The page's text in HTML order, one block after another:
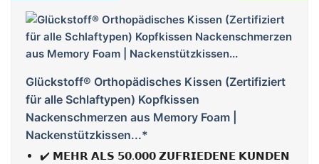
Glückstoff® Orthopädisches Kissen (Zertifiziert
für alle Schlaftypen) Kopfkissen
Nackenschmerzen aus Memory Foam |
Nackenstützkissen...*
✔️ 𝗠𝗘𝗛𝗥 𝗔𝗟𝗦 𝟱𝟬.𝟬𝟬𝟬 𝗭𝗨𝗙𝗥𝗜𝗘𝗗𝗘𝗡𝗘 𝗞𝗨𝗡𝗗𝗘𝗡